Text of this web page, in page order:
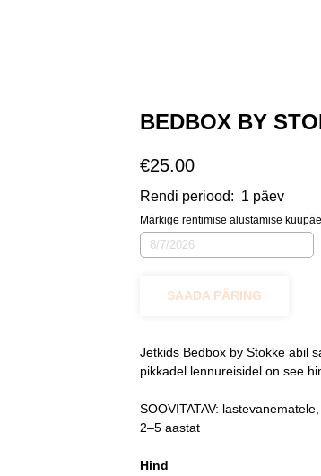
BEDBOX BY
€25.00
Rendi periood: 1 päev
Märkige rentimise alustamise
SAADA PÄRING
Jetkids Bedbox by Stokke abil
pikkadel lennureisidel on see
SOOVITATAV:
2–5 aastat
Hind